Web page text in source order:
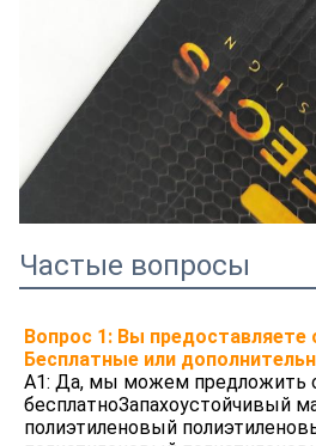
Частые вопросы
Вопрос 1: Вы предоставляете
Бесплатные или
A1: Да, мы можем предложить
бесплатноЗапахоустойчивый
полиэтиленовый